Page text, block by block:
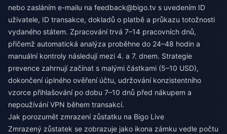
nebo zasláním e-mailu na feedback@bigo.tv s uvedením ID
uživatele, ID transakce, dokladů o platbě a průkazu totožnosti
vydaného státem. Zpracování trvá 7–14 pracovních dnů,
přičemž automatická analýza proběhne do 24–48 hodin a
manuální kontroly následují mezi 4. a 7. dnem. Strategie
prevence zahrnují začínat s malými částkami (5–10 USD),
dokončení úplného ověření účtu, udržování konzistentního
vzorce přihlašování po dobu 7–10 dnů před nákupem a
nepoužívání VPN během transakcí.
Jak porozumět zmrazení zůstatku na Bigo Live
Zmrazený zůstatek se zobrazuje jako ikona zámku vedle počtu